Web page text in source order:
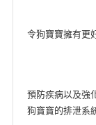
令狗寶寶擁有更
預防疾病以及強
狗寶寶的排泄系